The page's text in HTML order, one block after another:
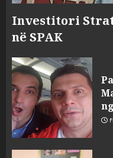
Investitori
në SPAK